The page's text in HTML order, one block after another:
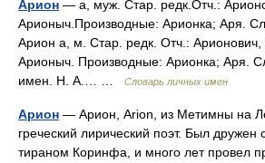
Арион — а, муж. Стар. редк.Отч.:
Арионыч.Производные: Арионка; Аря.
Арион а, м. Стар. редк. Отч.: Арионович,
Арионыч. Производные: Арионка; Аря.
имен. Н. А.… …
Словарь личных имен
Арион — Арион, Arion, из Метимны на
греческий лирический поэт. Был дружен
тираном Коринфа, и много лет провел